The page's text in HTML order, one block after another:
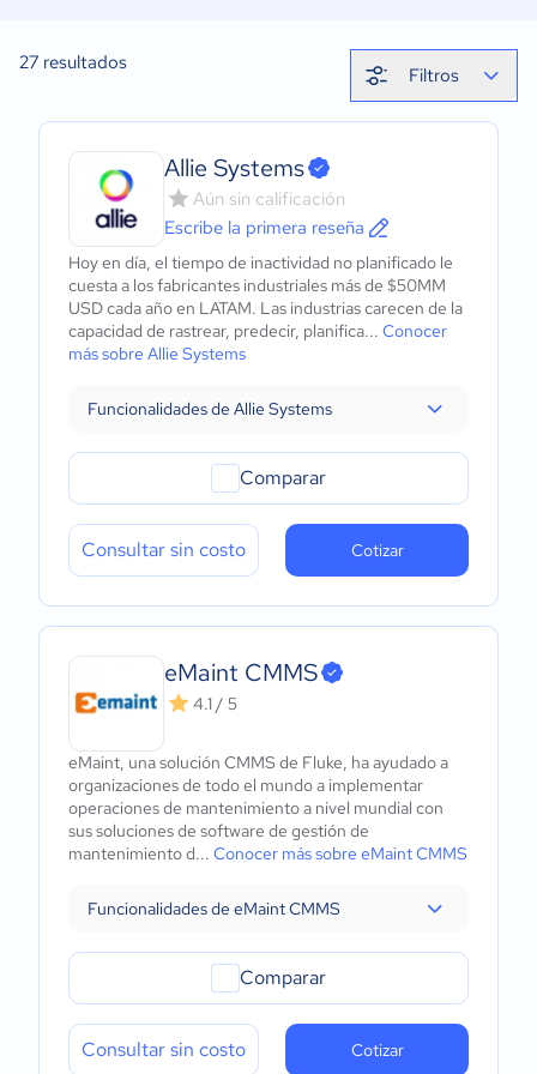
27 resultados
Filtros
Allie Systems
Aún sin calificación
Escribe la primera reseña
Hoy en día, el tiempo de inactividad no planificado le
cuesta a los fabricantes industriales más de $50MM
USD cada año en LATAM. Las industrias carecen de la
capacidad de rastrear, predecir, planifica... Conocer
más sobre Allie Systems
Funcionalidades de Allie Systems
Comparar
Consultar sin costo Cotizar
eMaint CMMS
4.1 / 5
eMaint, una solución CMMS de Fluke, ha ayudado a
organizaciones de todo el mundo a implementar
operaciones de mantenimiento a nivel mundial con
sus soluciones de software de gestión de
mantenimiento d... Conocer más sobre eMaint CMMS
Funcionalidades de eMaint CMMS
Comparar
Consultar sin costo Cotizar